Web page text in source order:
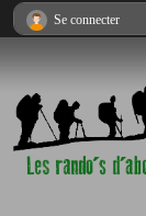
Se connecter
Panneau de